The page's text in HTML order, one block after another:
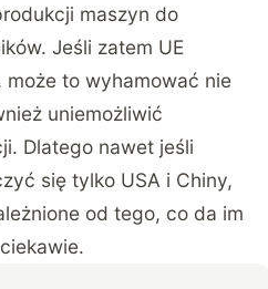
maszyn do
Jeśli zatem UE
to wyhamować nie
uniemożliwić
Dlatego nawet jeśli
się tylko USA i Chiny,
od tego, co da im